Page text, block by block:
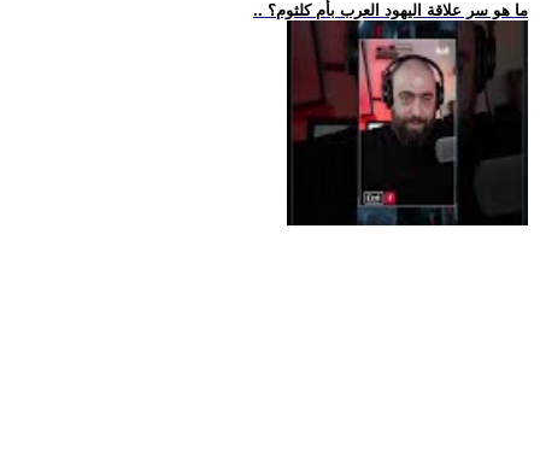
.. ما هو سر علاقة اليهود العرب بأم كلثوم؟